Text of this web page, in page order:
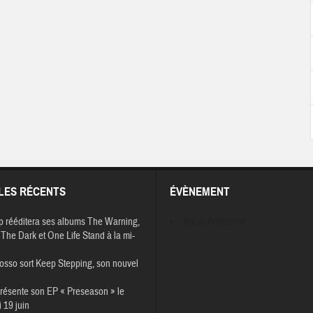
RÉCENTS
rééditera ses albums The Warning,
Dark et One Life Stand à la mi-
sort Keep Stepping, son nouvel
son EP « Preseason » le
19 juin
ÉVÈNEMENT